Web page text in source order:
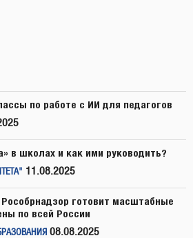
по работе с ИИ для педагогов
в школах и как ими руководить?
11.08.2025
готовит масштабные
по всей России
08.08.2025